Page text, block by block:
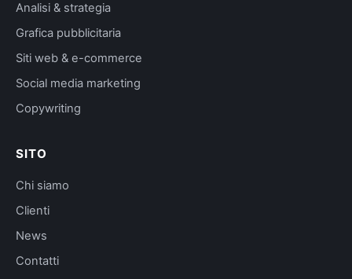
Analisi & strategia
Grafica pubblicitaria
Siti web & e-commerce
Social media marketing
Copywriting
SITO
Chi siamo
Clienti
News
Contatti